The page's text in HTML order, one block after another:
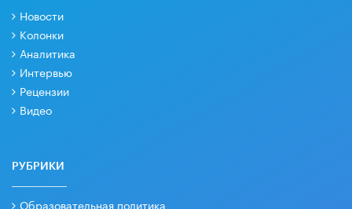
Новости
Колонки
Аналитика
Интервью
Рецензии
Видео
РУБРИКИ
Образовательная политика